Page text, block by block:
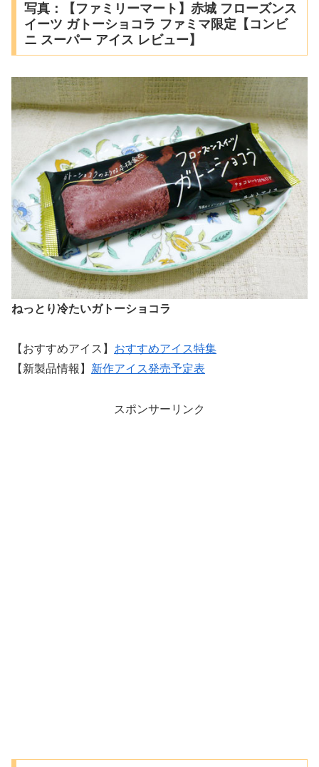
写真：【ファミリーマート】赤城 フローズンス
イーツ ガトーショコラ ファミマ限定【コンビ
ニ スーパー アイス レビュー】
ねっとり冷たいガトーショコラ
【おすすめアイス】 おすすめアイス特集
【新製品情報】 新作アイス発売予定表
スポンサーリンク